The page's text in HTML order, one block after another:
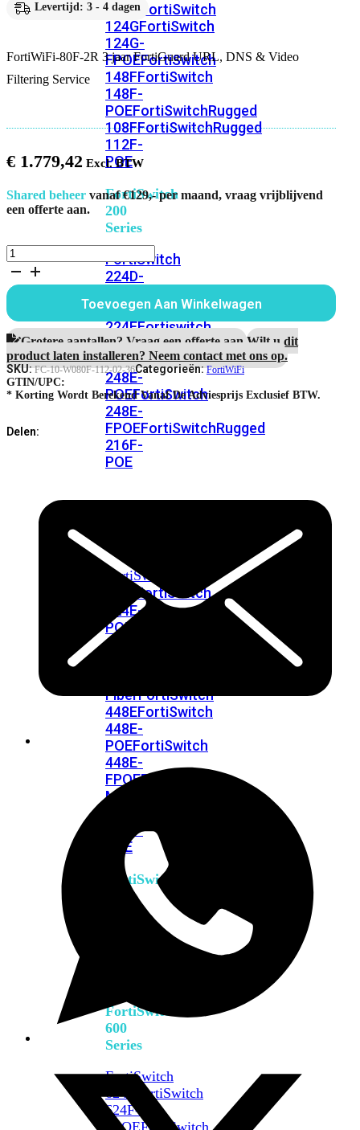
FPOE FortiSwitch
124GFortiSwitch
124G-
FPOEFortiSwitch
148FFortiSwitch
148F-
POEFortiSwitchRugged
108FFortiSwitchRugged
112F-
POE
FortiSwitch
200
Series
FortiSwitch
224D-
248DFortiSwitch
224EFortiswitch
224E-
POEFortiSwitch
248E-
POEFortiSwitch
248E-
FPOEFortiSwitchRugged
216F-
POE
FortiSwitch
FortiSwitch
424E-
POE
424E-
FiberFortiSwitch
448EFortiSwitch
448E-
POEFortiSwitch
448E-
FPOEFortiSwitch
M426E-
424F-
POE
FortiSwitch
FortiSwitch
600
Series
FortiSwitch
624F
FortiSwitch
624F-
FPOEFortiSwitch
Levertijd: 3 - 4 dagen
FortiWiFi-80F-2R 3 jaar FortiGuard URL, DNS & Video
Filtering Service
€ 1.779,42
Shared beheer vanaf €129,- per maand, vraag vrijblijvend
een offerte aan.
FortiWiFi-
80F-
3
jaar
FortiGuard
URL,
DNS
&
Video
Filtering
aantal
Toevoegen Aan Winkelwagen
Grotere aantallen? Vraag een offerte aan.Wilt u dit
product laten installeren? Neem contact met ons op.
SKU:FC-10-W080F-112-02-36Categorieën:FortiWiFi
GTIN/UPC:
* Korting Wordt Berekend Vanaf De Adviesprijs Exclusief BTW.
Delen: